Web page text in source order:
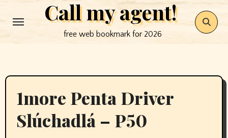
to
Call my agent!
free web bookmark for 2026
1more Penta Driver
Slúchadlá – P50